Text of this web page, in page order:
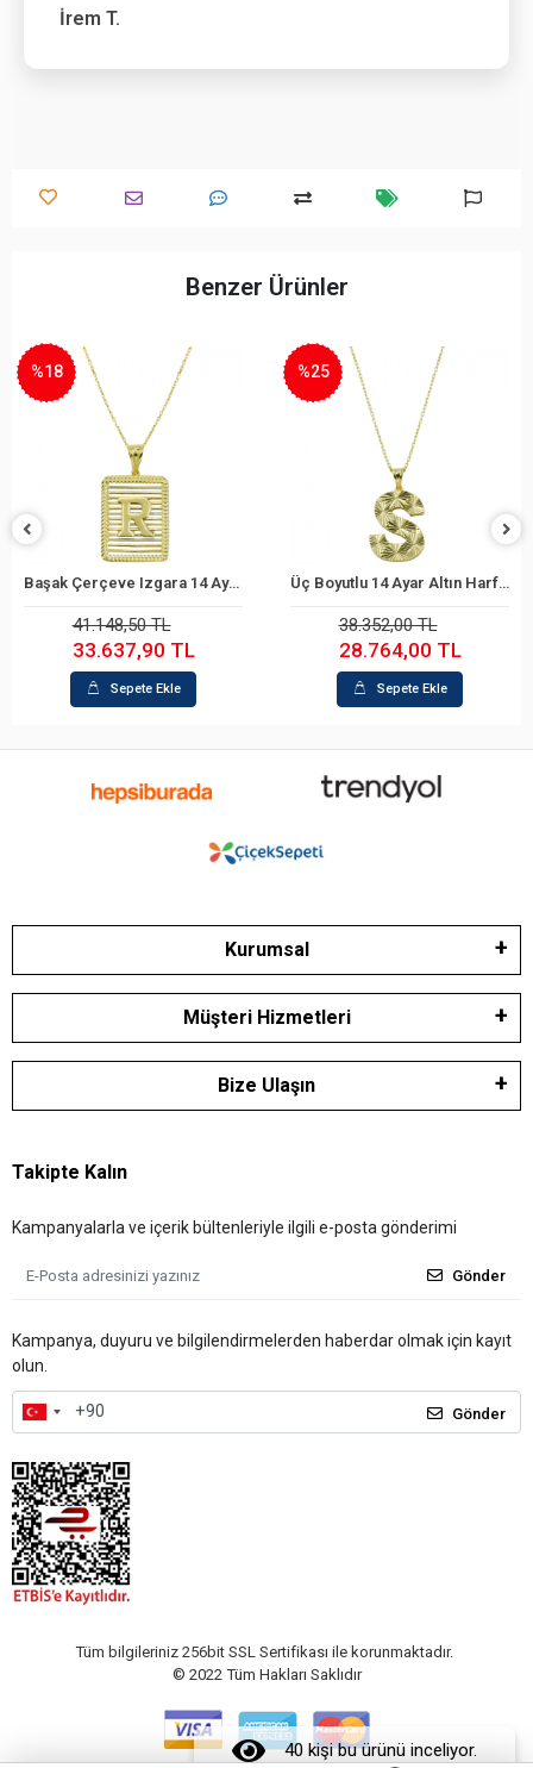
40 kişi bu ürünü inceliyor.
İrem T.
Benzer Ürünler
Sepete Ekle
Başak Çerçeve Izgara 14 Ayar Altın Harf Kolye
TL
TL
Sepete Ekle
Sepete Ekle
Üç Boyutlu 14 Ayar Altın Harf Kolye
38.352,00 TL
28.764,00 TL
Sepete Ekle
Kurumsal
Müşteri Hizmetleri
Bize Ulaşın
Takipte Kalın
Kampanyalarla ve içerik bültenleriyle ilgili e-posta gönderimi
Gönder
Kampanya, duyuru ve bilgilendirmelerden haberdar olmak için kayıt
olun.
Gönder
Tüm bilgileriniz 256bit SSL Sertifikası ile korunmaktadır.
© 2022 Tüm Hakları Saklıdır